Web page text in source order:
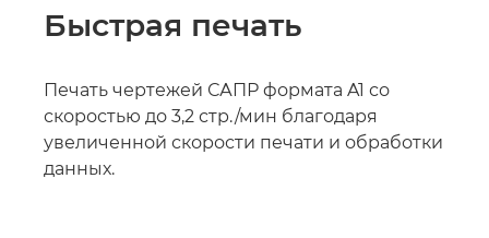
Быстрая печать
Печать чертежей САПР формата A1 со
скоростью до 3,2 стр./мин благодаря
увеличенной скорости печати и обработки
данных.